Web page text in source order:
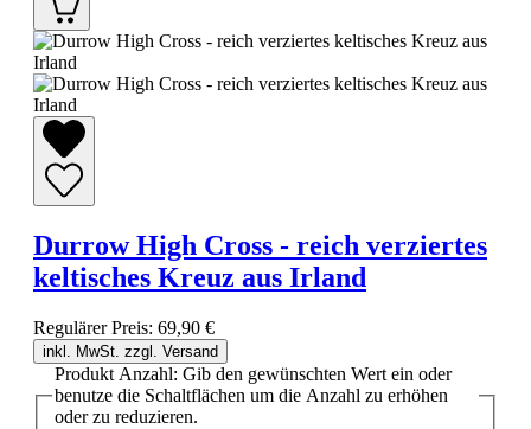
Durrow High Cross - reich verziertes
keltisches Kreuz aus Irland
Regulärer Preis: 69,90 €
inkl. MwSt. zzgl. Versand
Produkt Anzahl: Gib den gewünschten Wert ein oder
benutze die Schaltflächen um die Anzahl zu erhöhen
oder zu reduzieren.